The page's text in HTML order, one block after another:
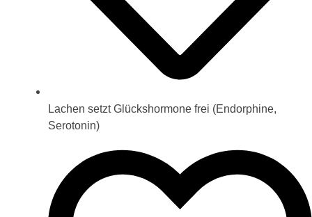
Lachen setzt Glückshormone frei (Endorphine,
Serotonin)